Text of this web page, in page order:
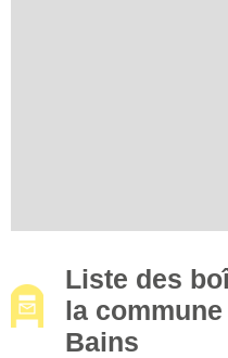
Liste des
la
Bains